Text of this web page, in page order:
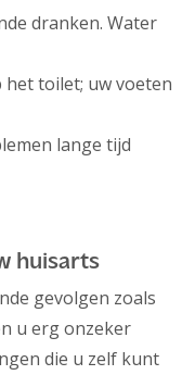
dranken. Water
het toilet; uw voeten
lange tijd
huisarts
gevolgen zoals
u erg onzeker
die u zelf kunt